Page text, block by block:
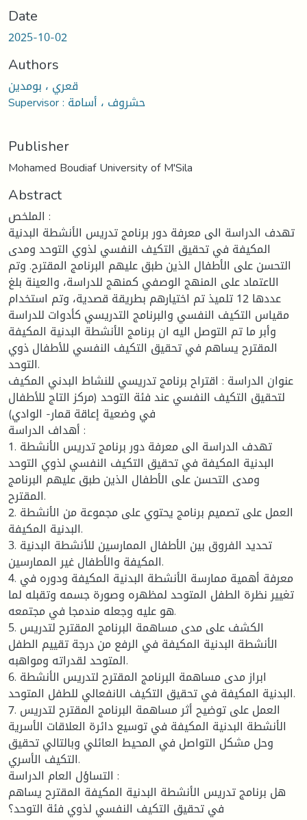
Date
2025-10-02
Authors
قعري ، بومدين
Supervisor : حشروف ، أسامة
Publisher
Mohamed Boudiaf University of M'Sila
Abstract
الملخص :
تهدف الدراسة الى معرفة دور برنامج تدريس الأنشطة البدنية
المكيفة في تحقيق التكيف النفسي لذوي التوحد ومدى
التحسن على الأطفال الذين طبق عليهم البرنامج المقترح. وتم
الاعتماد على المنهج الوصفي كمنهج للدراسة، والعينة بلغ
عددها 12 تلميذ تم اختيارهم بطريقة قصدية، وتم استخدام
مقياس التكيف النفسي والبرنامج التدريسي كأدوات للدراسة
وأبر ما تم التوصل اليه ان برنامج الأنشطة البدنية المكيفة
المقترح يساهم في تحقيق التكيف النفسي للأطفال ذوي
التوحد.
عنوان الدراسة : اقتراح برنامج تدريسي للنشاط البدني المكيف
لتحقيق التكيف النفسي عند فئة التوحد (مركز التاج للأطفال
في وضعية إعاقة قمار- الوادي)
أهداف الدراسة :
1. تهدف الدراسة الى معرفة دور برنامج تدريس الأنشطة
البدنية المكيفة في تحقيق التكيف النفسي لذوي التوحد
ومدى التحسن على الأطفال الذين طبق عليهم البرنامج
المقترح.
2. العمل على تصميم برنامج يحتوي على مجموعة من الأنشطة
البدنية المكيفة.
3. تحديد الفروق بين الأطفال الممارسين للأنشطة البدنية
المكيفة والأطفال غير الممارسين.
4. معرفة أهمية ممارسة الأنشطة البدنية المكيفة ودوره في
تغيير نظرة الطفل المتوحد لمظهره وصورة جسمه وتقبله لما
هو عليه وجعله مندمجا في مجتمعه.
5. الكشف على مدى مساهمة البرنامج المقترح لتدريس
الأنشطة البدنية المكيفة في الرفع من درجة تقييم الطفل
المتوحد لقدراته ومواهبه.
6. ابراز مدى مساهمة البرنامج المقترح لتدريس الأنشطة
البدنية المكيفة في تحقيق التكيف الانفعالي للطفل المتوحد.
7. العمل على توضيح أثر مساهمة البرنامج المقترح لتدريس
الأنشطة البدنية المكيفة في توسيع دائرة العلاقات الأسرية
وحل مشكل التواصل في المحيط العائلي وبالتالي تحقيق
التكيف الأسري.
التساؤل العام الدراسة :
هل برنامج تدريس الأنشطة البدنية المكيفة المقترح يساهم
في تحقيق التكيف النفسي لذوي فئة التوحد؟